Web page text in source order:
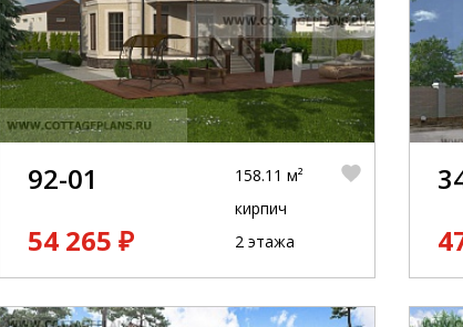
92-01
54 265 ₽
158.11 м²
кирпич
2 этажа